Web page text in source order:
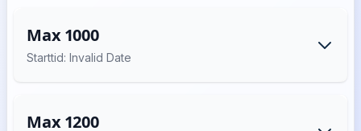
Max 1000
Starttid: Invalid Date
Max 1200